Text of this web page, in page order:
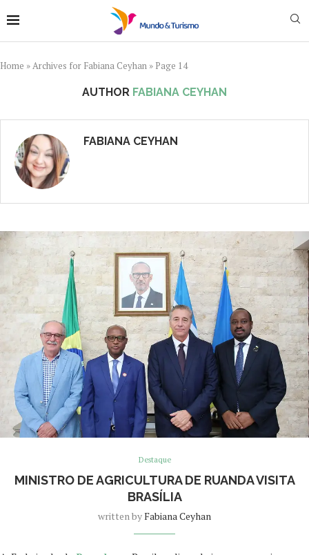
Home »Archives for Fabiana Ceyhan » Page 14
AUTHOR FABIANA CEYHAN
FABIANA CEYHAN
Destaque
MINISTRO DE AGRICULTURA DE RUANDA VISITA
BRASÍLIA
written byFabiana Ceyhan